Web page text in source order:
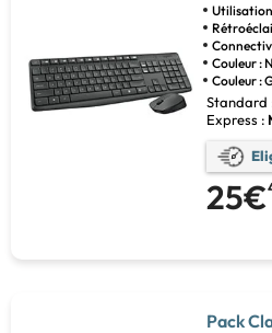
Couleur :
Couleur :
Standard
Express :
25€
Pack